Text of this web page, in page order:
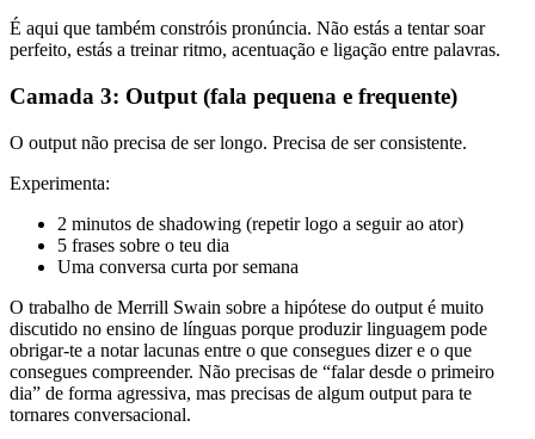
É aqui que também constróis pronúncia. Não estás a tentar soar
perfeito, estás a treinar ritmo, acentuação e ligação entre palavras.
Camada 3: Output (fala pequena e frequente)
O output não precisa de ser longo. Precisa de ser consistente.
Experimenta:
2 minutos de shadowing (repetir logo a seguir ao ator)
5 frases sobre o teu dia
Uma conversa curta por semana
O trabalho de Merrill Swain sobre a hipótese do output é muito
discutido no ensino de línguas porque produzir linguagem pode
obrigar-te a notar lacunas entre o que consegues dizer e o que
consegues compreender. Não precisas de “falar desde o primeiro
dia” de forma agressiva, mas precisas de algum output para te
tornares conversacional.